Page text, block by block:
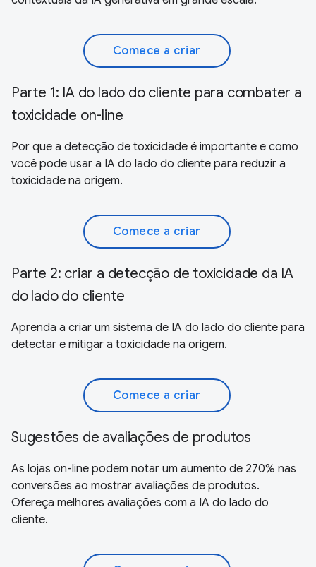
Comece a criar
Parte 1: IA do lado do cliente para combater a
toxicidade on-line
Por que a detecção de toxicidade é importante e como
você pode usar a IA do lado do cliente para reduzir a
toxicidade na origem.
Comece a criar
Parte 2: criar a detecção de toxicidade da IA
do lado do cliente
Aprenda a criar um sistema de IA do lado do cliente para
detectar e mitigar a toxicidade na origem.
Comece a criar
Sugestões de avaliações de produtos
As lojas on-line podem notar um aumento de 270% nas
conversões ao mostrar avaliações de produtos.
Ofereça melhores avaliações com a IA do lado do
cliente.